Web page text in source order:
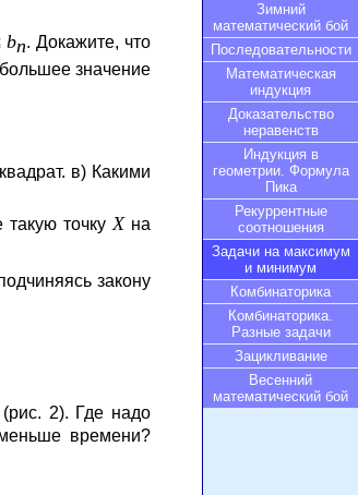
bn. Докажите, что
значение
в) Какими
такую точку Xна
закону
(рис. 2). Где надо
времени?
Зимний
математический бой
Последовательности
Математическая
индукция
Доказательство
неравенств
Индукция в
геометрии. Формула
Пика
Рекуррентные
соотношения
Задачи на максимум
и минимум
Комбинаторика
Комбинаторика.
Разные задачи
Зацикливание
Весенний
математический бой